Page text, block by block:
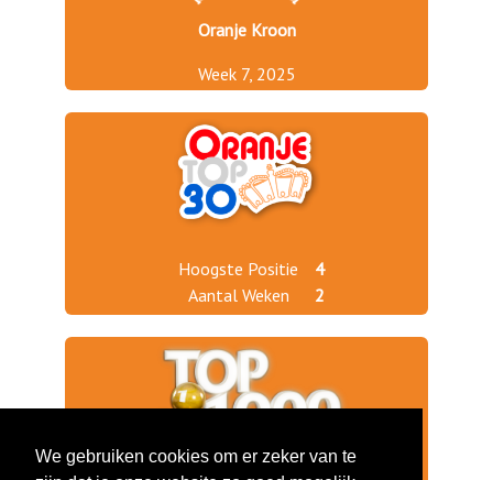
Oranje Kroon
Week 7, 2025
Hoogste Positie
4
Aantal Weken
2
We gebruiken cookies om er zeker van te